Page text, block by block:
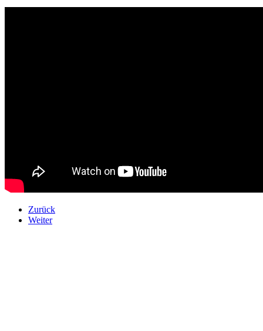
Zurück
Weiter